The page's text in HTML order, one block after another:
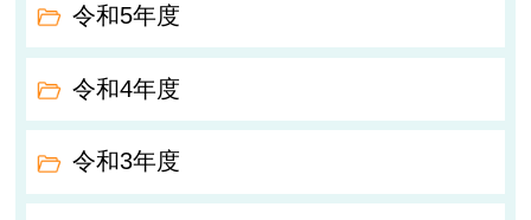
令和5年度
令和4年度
令和3年度